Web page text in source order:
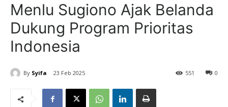
Menlu Sugiono Ajak Belanda
Dukung Program Prioritas
Indonesia
By Syifa 23 Feb 2025 0
551